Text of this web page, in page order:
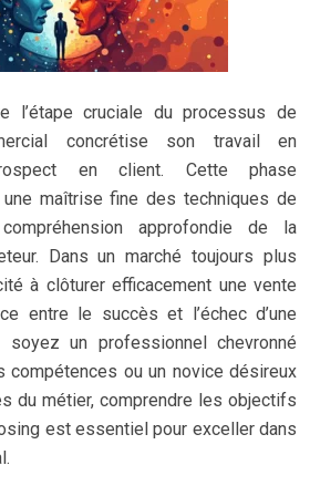
l’étape cruciale du processus de
concrétise son travail en
en client. Cette phase
maîtrise fine des techniques de
approfondie de la
Dans un marché toujours plus
à clôturer efficacement une vente
entre le succès et l’échec d’une
soyez un professionnel chevronné
compétences ou un novice désireux
du métier, comprendre les objectifs
est essentiel pour exceller dans